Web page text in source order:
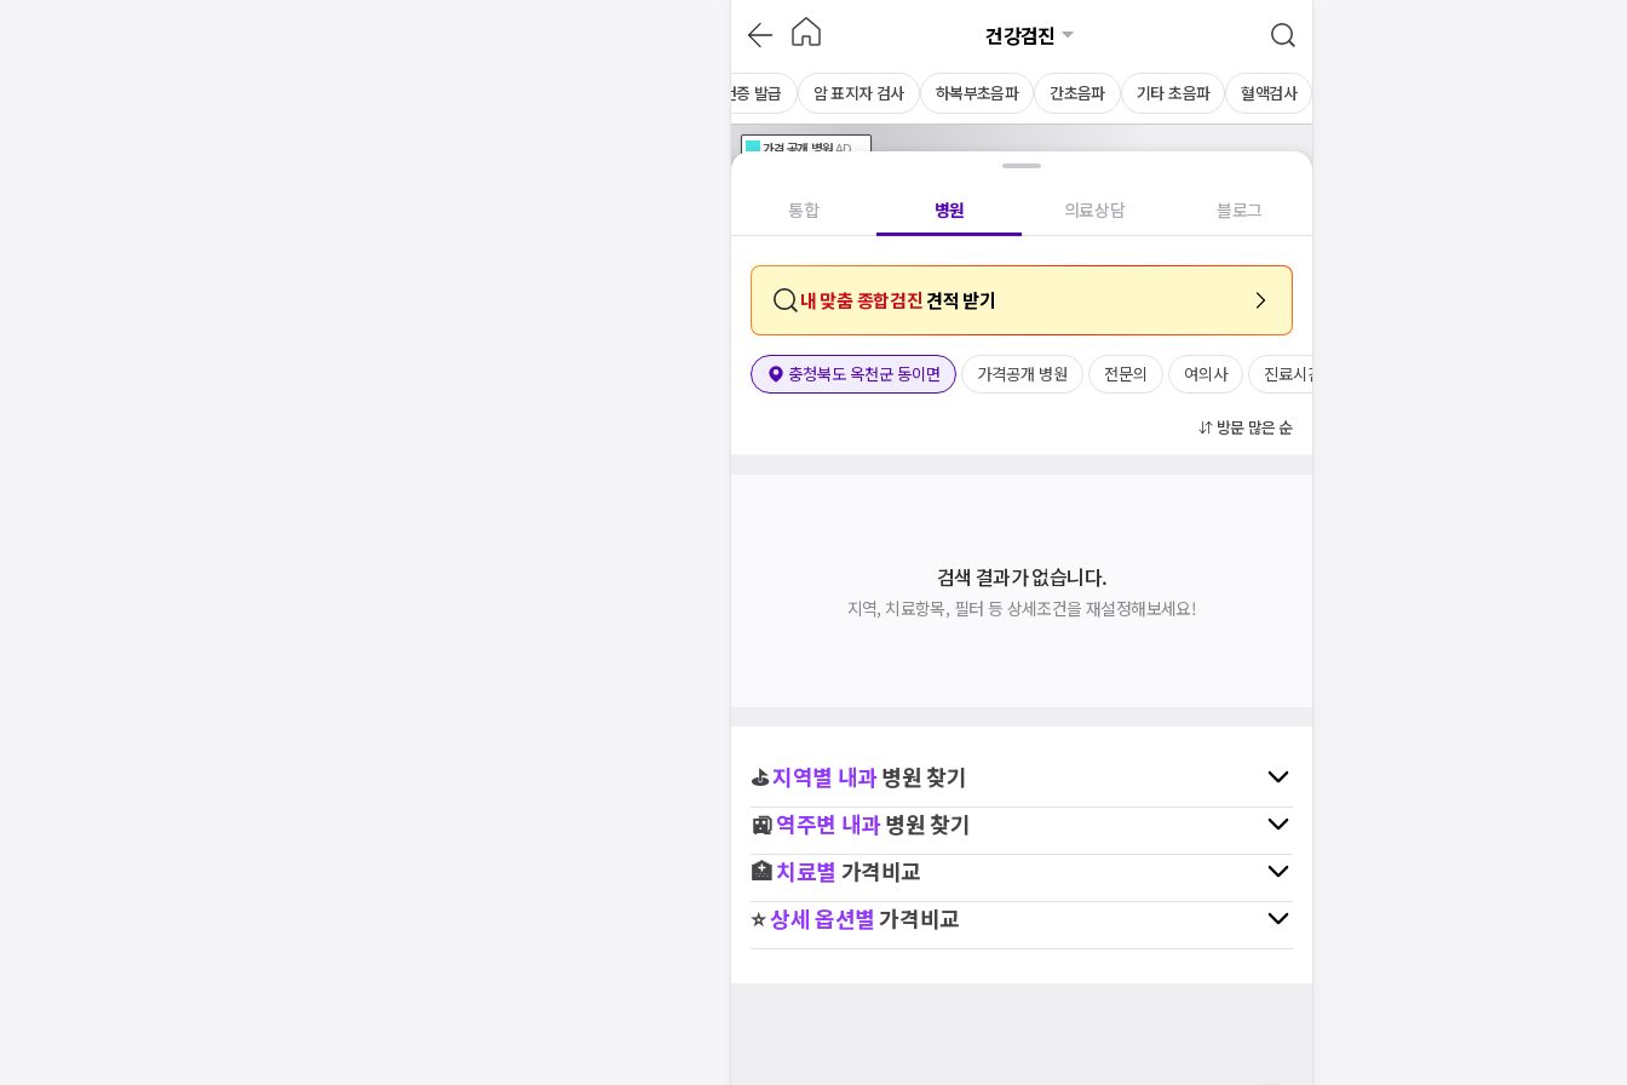
건강검진
보건증 발급 암 표지자 검사 하복부초음파 간초음파 기타 초음파 혈액검사
가격공개 병원AD
통합 병원 의료상담 블로그
내 맞춤 종합검진 견적 받기
충청북도 옥천군 동이면 가격공개 병원 전문의 여의사 진료시간
방문 많은 순
검색 결과가 없습니다.
지역, 치료항목, 필터 등 상세조건을 재설정해보세요!
⛳지역별 내과병원 찾기
🚉역주변 내과병원 찾기
🏥치료별 가격비교
⭐상세 옵션별가격비교